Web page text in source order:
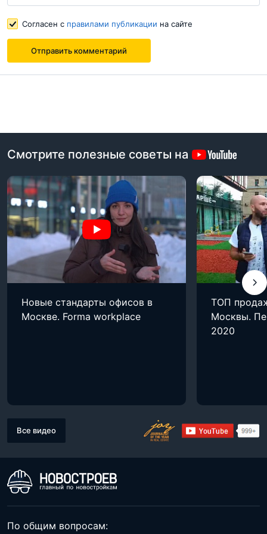
правилами публикации
Отправить комментарий
Согласен с правилами публикации на сайте
Отправить комментарий
Смотрите полезные советы на
Новые стандарты офисов в
Москве. Forma workplace
ТОП
Москвы.
2020
Все видео
По общим вопросам: